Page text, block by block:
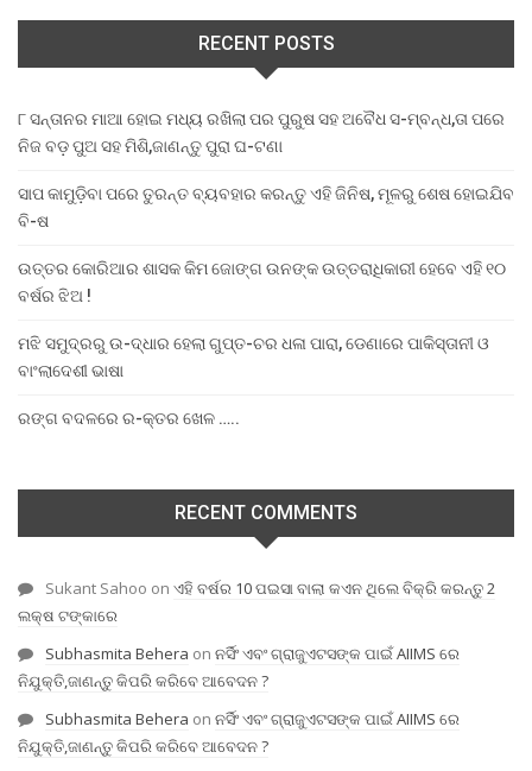
RECENT POSTS
୮ ସନ୍ତାନର ମାଆ ହୋଇ ମଧ୍ୟ ରଖିଲା ପର ପୁରୁଷ ସହ ଅବୈଧ ସ-ମ୍ବନ୍ଧ,ତା ପରେ
ନିଜ ବଡ଼ ପୁଅ ସହ ମିଶି,ଜାଣନ୍ତୁ ପୁରା ଘ-ଟଣା
ସାପ କାମୁଡ଼ିବା ପରେ ତୁରନ୍ତ ବ୍ୟବହାର କରନ୍ତୁ ଏହି ଜିନିଷ, ମୂଳରୁ ଶେଷ ହୋଇଯିବ
ବି-ଷ
ଉତ୍ତର କୋରିଆର ଶାସକ କିମ ଜୋଙ୍ଗ ଉନଙ୍କ ଉତ୍ତରାଧିକାରୀ ହେବେ ଏହି ୧୦
ବର୍ଷର ଝିଅ !
ମଝି ସମୁଦ୍ରରୁ ଉ-ଦ୍ଧାର ହେଲା ଗୁପ୍ତ-ଚର ଧଳା ପାରା, ଡେଣାରେ ପାକିସ୍ତାନୀ ଓ
ବାଂଲାଦେଶୀ ଭାଷା
ରଙ୍ଗ ବଦଳରେ ର-କ୍ତର ଖେଳ …..
RECENT COMMENTS
Sukant Sahoo on ଏହି ବର୍ଷର 10 ପଇସା ବାଲା କଏନ ଥିଲେ ବିକ୍ରି କରନ୍ତୁ 2
ଲକ୍ଷ ଟଙ୍କାରେ
Subhasmita Behera on ନର୍ସିଂ ଏବଂ ଗ୍ରାଜୁଏଟସଙ୍କ ପାଇଁ AIIMS ରେ
ନିଯୁକ୍ତି,ଜାଣନ୍ତୁ କିପରି କରିବେ ଆବେଦନ ?
Subhasmita Behera on ନର୍ସିଂ ଏବଂ ଗ୍ରାଜୁଏଟସଙ୍କ ପାଇଁ AIIMS ରେ
ନିଯୁକ୍ତି,ଜାଣନ୍ତୁ କିପରି କରିବେ ଆବେଦନ ?